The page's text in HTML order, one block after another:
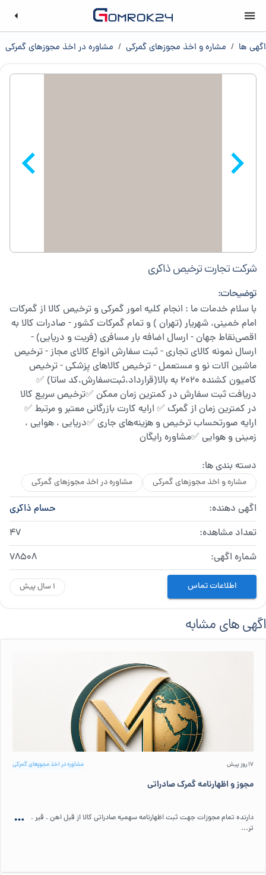
اگهی ها / مشاره و اخذ مجوزهای گمرکی / مشاوره در اخذ مجوزهای گمرکی
شرکت تجارت ترخیص ذاکری
توضیحات:
با سلام خدمات ما : انجام کلیه امور گمرکی و ترخیص کالا از گمرکات
امام خمینی، شهریار (تهران ) و تمام گمرکات کشور - صادرات کالا به
اقصی‌نقاط جهان - ارسال اضافه بار مسافری (فریت و دریایی) -
ارسال نمونه کالای تجاری - ثبت سفارش انواع کالای مجاز - ترخیص
ماشین آلات نو و مستعمل - ترخیص کالاهای پزشکی - ترخیص
کامیون کشنده 2020 به بالا(قرارداد،ثبت‌سفارش،کد ساتا) ✅
دریافت ثبت سفارش در کمترین زمان ممکن ✅ترخیص سریع کالا
در کمترین زمان از گمرک ✅ ارایه کارت بازرگانی معتبر و مرتبط ✅
ارایه صورتحساب ترخیص و هزینه‌های جاری ✅دریایی ، هوایی ،
زمینی و هوایی ✅مشاوره رایگان
دسته بندی ها:
مشاره و اخذ مجوزهای گمرکی مشاوره در اخذ مجوزهای گمرکی
اگهی دهنده:
حسام ذاکری
تعداد مشاهده:
47
شماره اگهی:
78508
اطلاعات تماس 1 سال پیش
اگهی های مشابه
17 روز پیش مشاوره در اخذ مجوزهای گمرکی
مجوز و اظهارنامه گمرک صادراتی
دارنده تمام مجوزات جهت ثبت اظهارنامه سهمیه صادراتی کالا از قبل اهن . قیر .
تر...